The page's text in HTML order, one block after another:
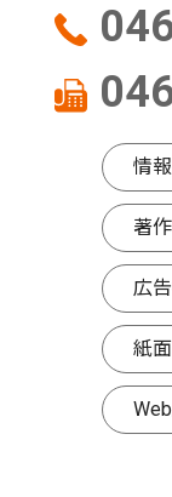
情
著
広
紙